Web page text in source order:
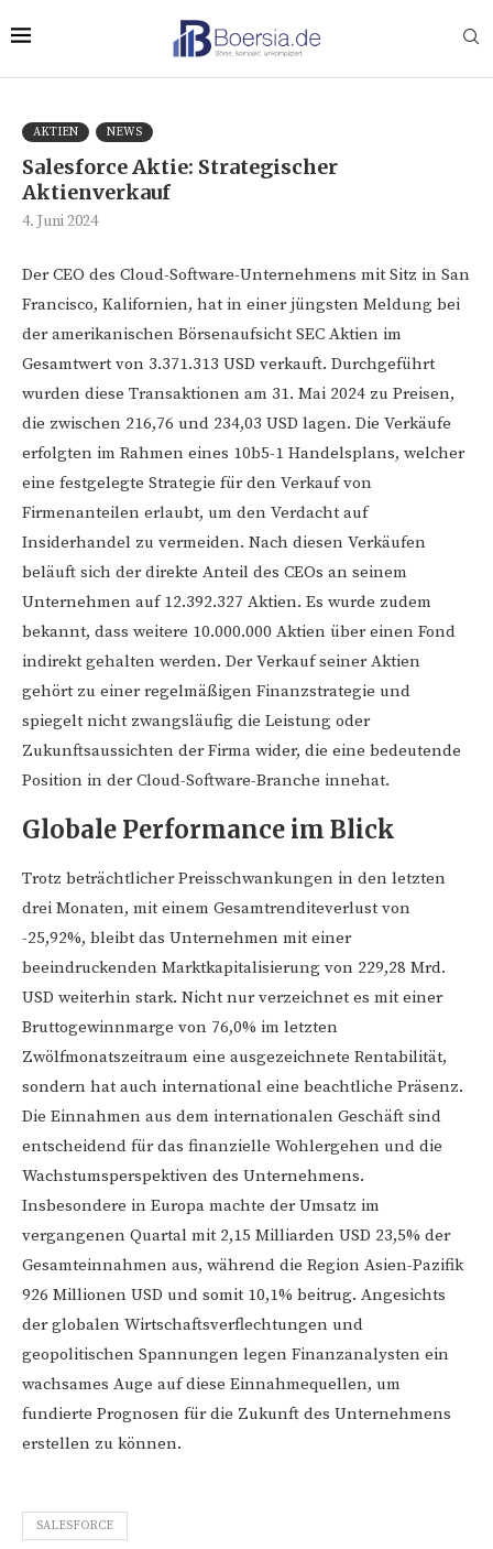
AKTIEN NEWS
Salesforce Aktie: Strategischer
Aktienverkauf
4. Juni 2024
Der CEO des Cloud-Software-Unternehmens mit Sitz in San
Francisco, Kalifornien, hat in einer jüngsten Meldung bei
der amerikanischen Börsenaufsicht SEC Aktien im
Gesamtwert von 3.371.313 USD verkauft. Durchgeführt
wurden diese Transaktionen am 31. Mai 2024 zu Preisen,
die zwischen 216,76 und 234,03 USD lagen. Die Verkäufe
erfolgten im Rahmen eines 10b5-1 Handelsplans, welcher
eine festgelegte Strategie für den Verkauf von
Firmenanteilen erlaubt, um den Verdacht auf
Insiderhandel zu vermeiden. Nach diesen Verkäufen
beläuft sich der direkte Anteil des CEOs an seinem
Unternehmen auf 12.392.327 Aktien. Es wurde zudem
bekannt, dass weitere 10.000.000 Aktien über einen Fond
indirekt gehalten werden. Der Verkauf seiner Aktien
gehört zu einer regelmäßigen Finanzstrategie und
spiegelt nicht zwangsläufig die Leistung oder
Zukunftsaussichten der Firma wider, die eine bedeutende
Position in der Cloud-Software-Branche innehat.
Globale Performance im Blick
Trotz beträchtlicher Preisschwankungen in den letzten
drei Monaten, mit einem Gesamtrenditeverlust von
-25,92%, bleibt das Unternehmen mit einer
beeindruckenden Marktkapitalisierung von 229,28 Mrd.
USD weiterhin stark. Nicht nur verzeichnet es mit einer
Bruttogewinnmarge von 76,0% im letzten
Zwölfmonatszeitraum eine ausgezeichnete Rentabilität,
sondern hat auch international eine beachtliche Präsenz.
Die Einnahmen aus dem internationalen Geschäft sind
entscheidend für das finanzielle Wohlergehen und die
Wachstumsperspektiven des Unternehmens.
Insbesondere in Europa machte der Umsatz im
vergangenen Quartal mit 2,15 Milliarden USD 23,5% der
Gesamteinnahmen aus, während die Region Asien-Pazifik
926 Millionen USD und somit 10,1% beitrug. Angesichts
der globalen Wirtschaftsverflechtungen und
geopolitischen Spannungen legen Finanzanalysten ein
wachsames Auge auf diese Einnahmequellen, um
fundierte Prognosen für die Zukunft des Unternehmens
erstellen zu können.
SALESFORCE